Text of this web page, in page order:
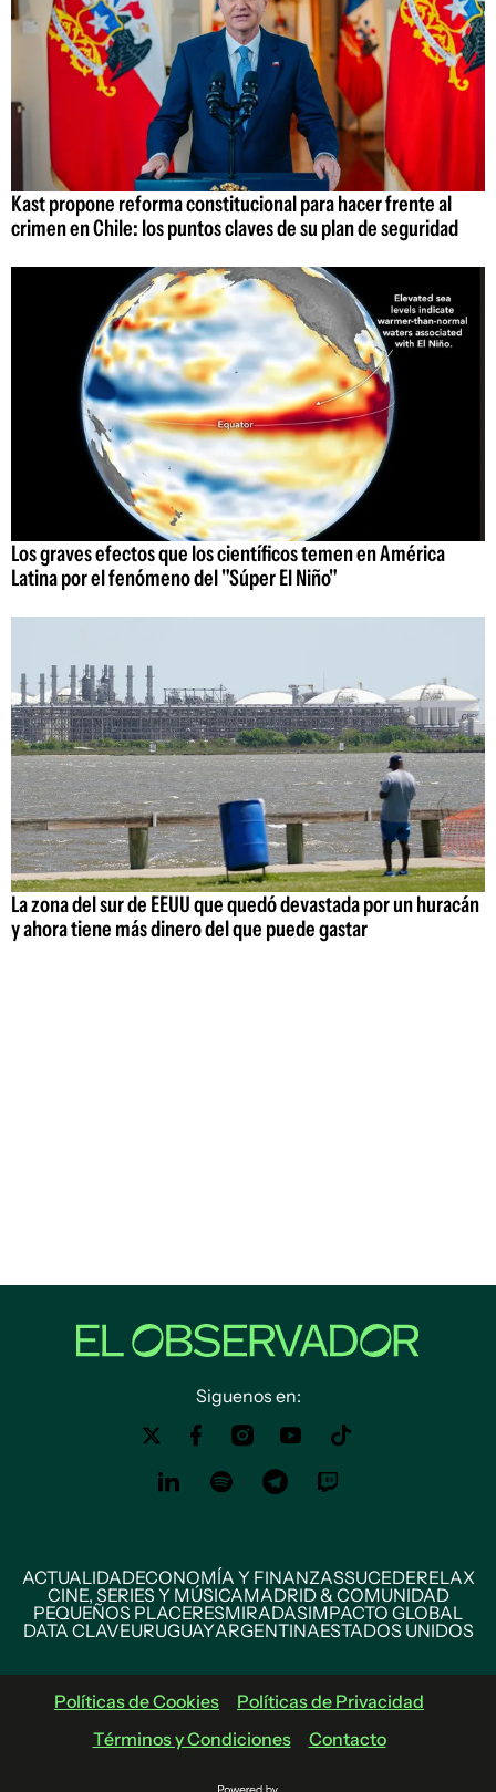
Kast propone reforma constitucional para hacer frente al
crimen en Chile: los puntos claves de su plan de seguridad
Los graves efectos que los científicos temen en América
Latina por el fenómeno del "Súper El Niño"
La zona del sur de EEUU que quedó devastada por un huracán
y ahora tiene más dinero del que puede gastar
Siguenos en:
ACTUALIDADECONOMÍA Y FINANZASSUCEDERELAX
CINE, SERIES Y MÚSICAMADRID & COMUNIDAD
PEQUEÑOS PLACERESMIRADASIMPACTO GLOBAL
DATA CLAVEURUGUAYARGENTINAESTADOS UNIDOS
Políticas de Cookies
Políticas de Privacidad
Términos y Condiciones
Contacto